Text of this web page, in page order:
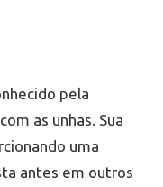
pela
as unhas. Sua
uma
antes em outros